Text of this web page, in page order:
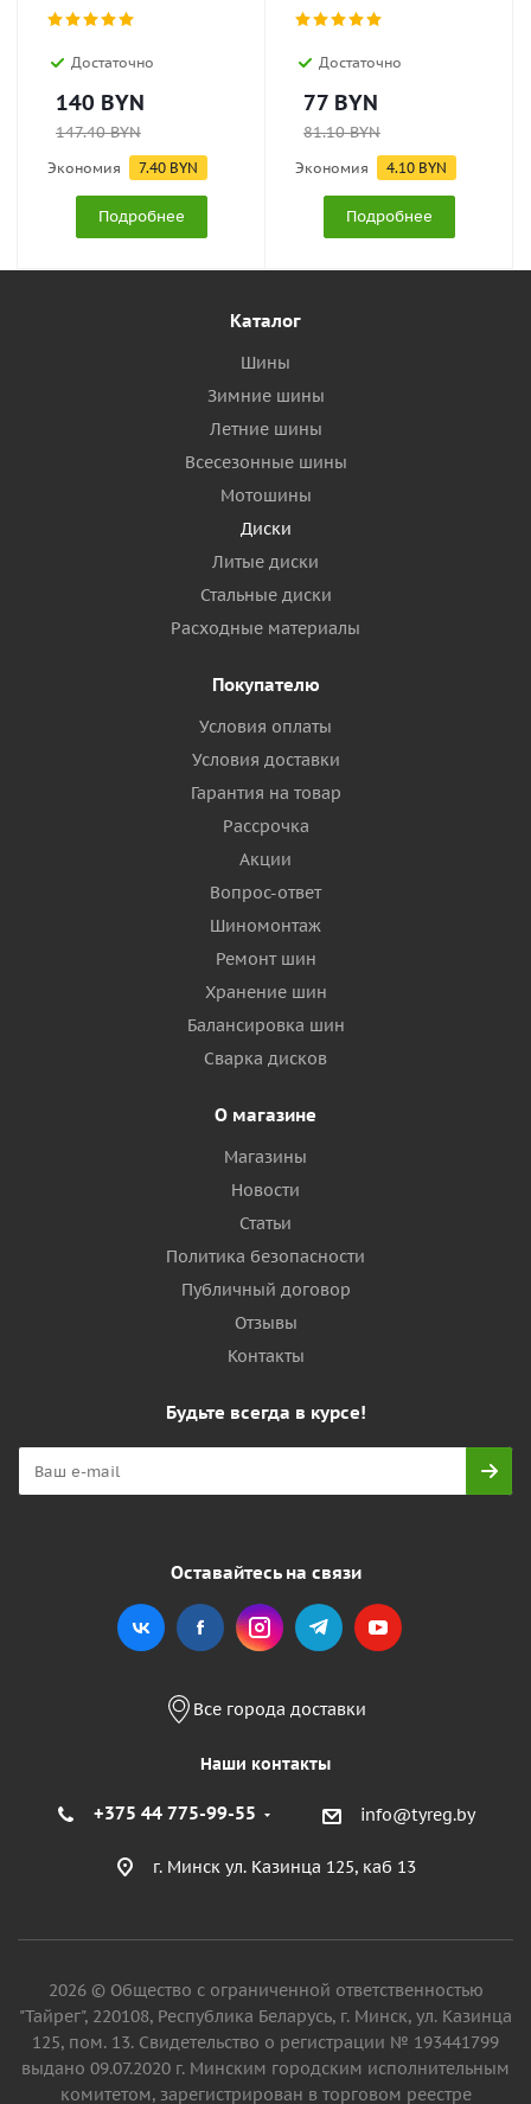
Достаточно
140 BYN
147.40BYN
Экономия 7.40 BYN
Подробнее
Достаточно
77 BYN
81.10BYN
Экономия 4.10 BYN
Подробнее
Каталог
Шины
Зимние шины
Летние шины
Всесезонные шины
Мотошины
Диски
Литые диски
Стальные диски
Расходные материалы
Покупателю
Условия оплаты
Условия доставки
Гарантия на товар
Рассрочка
Акции
Вопрос-ответ
Шиномонтаж
Ремонт шин
Хранение шин
Балансировка шин
Сварка дисков
О магазине
Магазины
Новости
Статьи
Политика безопасности
Публичный договор
Отзывы
Контакты
Будьте всегда в курсе!
Оставайтесь на связи
Все города доставки
Наши контакты
+375 44 775-99-55 info@tyreg.by
г. Минск ул. Казинца 125, каб 13
2026 © Общество с ограниченной ответственностью
"Тайрег", 220108, Республика Беларусь, г. Минск, ул. Казинца
125, пом. 13. Свидетельство о регистрации № 193441799
выдано 09.07.2020 г. Минским городским исполнительным
комитетом, зарегистрирован в торговом реестре